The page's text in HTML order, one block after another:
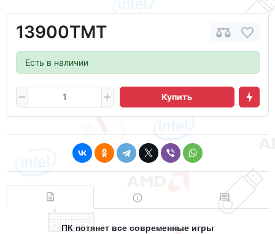
13900ТМТ
Есть в наличии
Купить
ПК потянет все современные игры